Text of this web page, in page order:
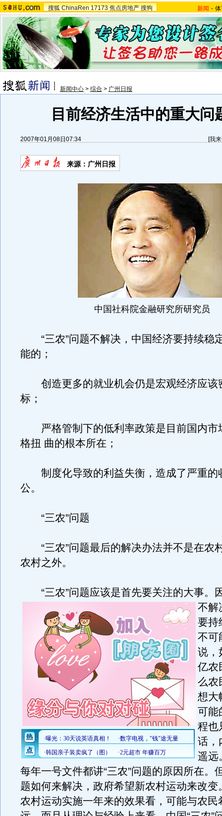
搜狐 ChinaRen 17173 焦点房地产 搜狗 新闻 -
新闻中心 > 综合 > 广州日报
目前经济生活中的重大问
2007年01月08日07:34 [我
来源：广州日报
中国社科院金融研究所研究员
“三农”问题不解决，中国经济要持续稳
能的；
创造更多的就业机会仍是宏观经济应该
标；
严格管制下的低利率政策是目前国内市
格扭 曲的根本所在；
制度化导致的利益失衡，造成了严重的
公。
“三农”问题
“三农”问题最后的解决办法并不是在农
农村之外。
“三农”问题应该是首先要关注的大事。
不解
要持
不可
说，
亿农
么农
想大
可能
程也
话，
遥远
每年一号文件都讲“三农”问题的原因所在。
题如何来解决，政府希望新农村运动来改变
农村运动实施一年来的效果看，可能与农民